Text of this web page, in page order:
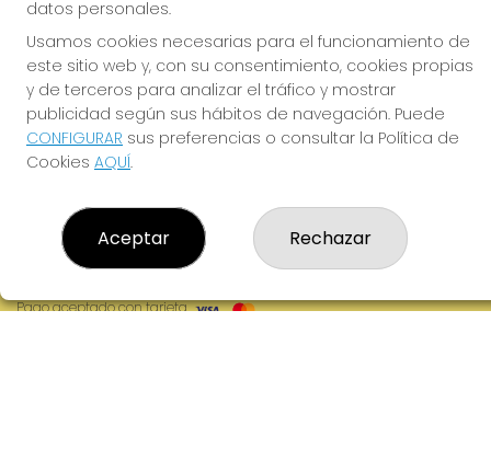
info@laperlador.es
C/ Camí d'Arbeca, 1
Mollerussa, 25230
(Lleida) España
LEGAL
Política de Privacidad
Política de Cookies
Condiciones de Compra
Pago aceptado con tarjeta
datos personales.
Usamos cookies necesarias para el funcionamiento de
este sitio web y, con su consentimiento, cookies propias
y de terceros para analizar el tráfico y mostrar
publicidad según sus hábitos de navegación. Puede
CONFIGURAR sus preferencias o consultar la Política de
Cookies AQUÍ.
Aceptar Rechazar